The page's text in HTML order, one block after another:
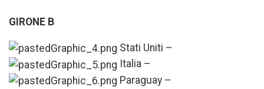
GIRONE B
Stati Uniti –
Italia –
Paraguay –